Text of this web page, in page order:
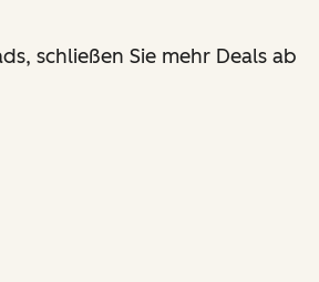
schließen Sie mehr Deals ab